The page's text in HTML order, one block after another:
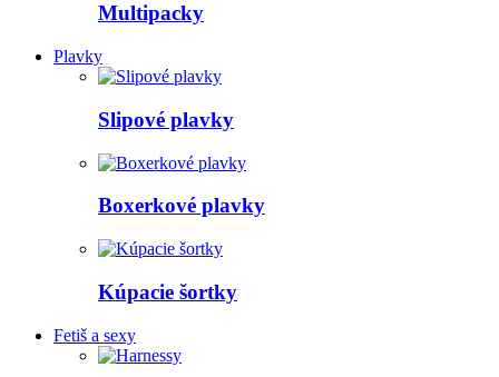
Multipacky
Plavky
Slipové plavky
Boxerkové plavky
Kúpacie šortky
Fetiš a sexy